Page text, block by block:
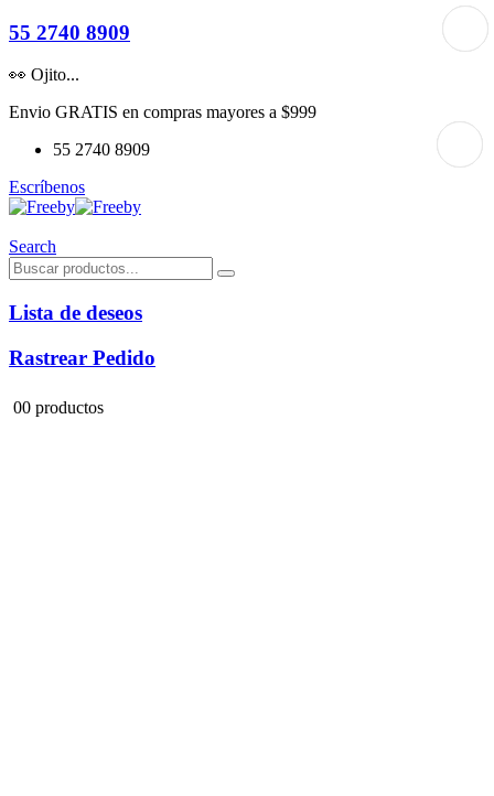
55 2740 8909
👀 Ojito...
Envio GRATIS en compras mayores a $999
55 2740 8909
Escríbenos
Search
Lista de deseos
Rastrear Pedido
00 productos